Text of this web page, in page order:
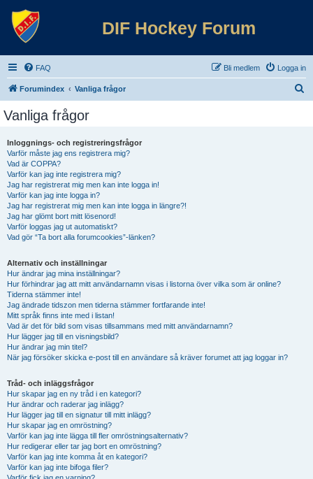
DIF Hockey Forum
FAQ Logga in
Bli medlem
Forumindex Vanliga frågor
Vanliga frågor
Inloggnings- och registreringsfrågor
Varför måste jag ens registrera mig?
Vad är COPPA?
Varför kan jag inte registrera mig?
Jag har registrerat mig men kan inte logga in!
Varför kan jag inte logga in?
Jag har registrerat mig men kan inte logga in längre?!
Jag har glömt bort mitt lösenord!
Varför loggas jag ut automatiskt?
Vad gör “Ta bort alla forumcookies”-länken?
Alternativ och inställningar
Hur ändrar jag mina inställningar?
Hur förhindrar jag att mitt användarnamn visas i listorna över vilka som är online?
Tiderna stämmer inte!
Jag ändrade tidszon men tiderna stämmer fortfarande inte!
Mitt språk finns inte med i listan!
Vad är det för bild som visas tillsammans med mitt användarnamn?
Hur lägger jag till en visningsbild?
Hur ändrar jag min titel?
När jag försöker skicka e-post till en användare så kräver forumet att jag loggar in?
Tråd- och inläggsfrågor
Hur skapar jag en ny tråd i en kategori?
Hur ändrar och raderar jag inlägg?
Hur lägger jag till en signatur till mitt inlägg?
Hur skapar jag en omröstning?
Varför kan jag inte lägga till fler omröstningsalternativ?
Hur redigerar eller tar jag bort en omröstning?
Varför kan jag inte komma åt en kategori?
Varför kan jag inte bifoga filer?